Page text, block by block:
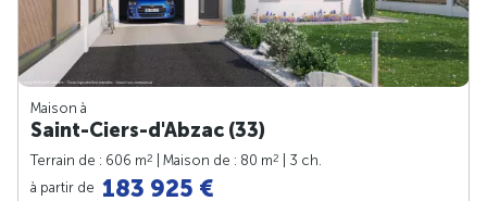
Maison à
Saint-Ciers-d'Abzac (33)
Terrain de : 606 m2 | Maison de : 80 m2
| 3 ch.
à partir de 183 925 €